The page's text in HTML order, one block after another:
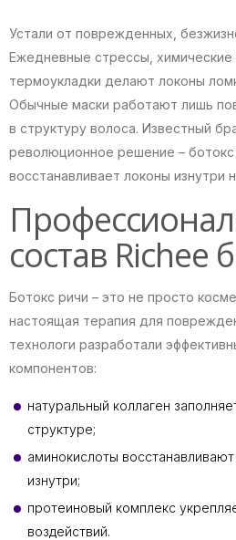
Устали от поврежденных,
Ежедневные стрессы, химические
термоукладки делают локоны
Обычные маски работают лишь
в структуру волоса. Известный
революционное решение – ботокс
восстанавливает локоны изнутри
состав Richee
Ботокс ричи – это не просто
настоящая терапия для
технологи разработали
компонентов:
натуральный коллаген
структуре;
аминокислоты
изнутри;
протеиновый комплекс
воздействий.